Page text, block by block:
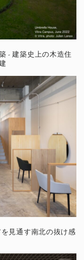
- 建築史上の木造住
見通す南北の抜け感